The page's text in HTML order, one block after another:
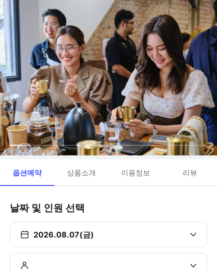
옵션예약 상품소개 이용정보 리뷰
날짜 및 인원 선택
2026.08.07(금)